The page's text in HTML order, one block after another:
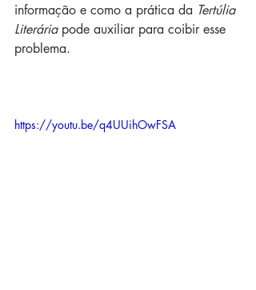
informação e como a prática da Tertúlia
Literária pode auxiliar para coibir esse
problema.
https://youtu.be/q4UUihOwFSA